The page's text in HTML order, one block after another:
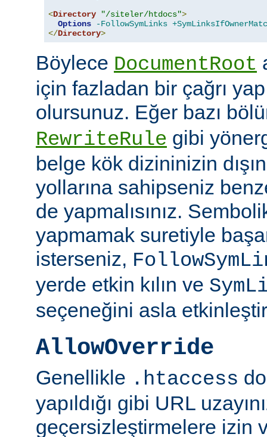
<Directory "/siteler/htdocs">
Options
-FollowSymLinks
</Directory>
Böylece DocumentRoot
için fazladan bir çağrı
olursunuz. Eğer bazı
RewriteRule gibi
belge kök dizininizin
yollarına sahipseniz
de yapmalısınız.
yapmamak suretiyle
isterseniz,
yerde etkin kılın ve
seçeneğini asla
AllowOverride
Genellikle .htaccess
yapıldığı gibi URL
geçersizleştirmelere izin